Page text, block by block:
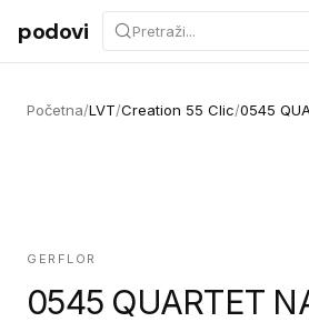
Preskoči na sadržaj
podovi
Početna/LVT/Creation 55 Clic/0545
GERFLOR
0545 QUARTET